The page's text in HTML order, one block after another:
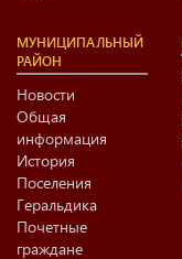
МУНИЦИПАЛЬНЫЙ
РАЙОН
Новости
Общая
информация
История
Поселения
Геральдика
Почетные
граждане